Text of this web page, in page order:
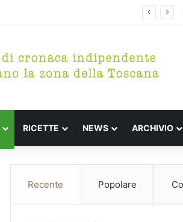
RICETTE NEWS ARCHIVIO
Recente Popolare